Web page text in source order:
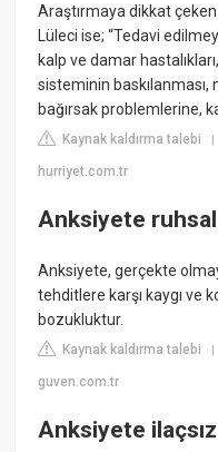
Araştırmaya dikkat
Lüleci ise; “Tedavi
kalp ve damar
sisteminin baskılanması,
bağırsak problemlerine,
Kaynak kaldırma talebi
hurriyet.com.tr
Anksiyete ruhsal
Anksiyete, gerçekte
tehditlere karşı kaygı ve
bozukluktur.
Kaynak kaldırma talebi
guven.com.tr
Anksiyete